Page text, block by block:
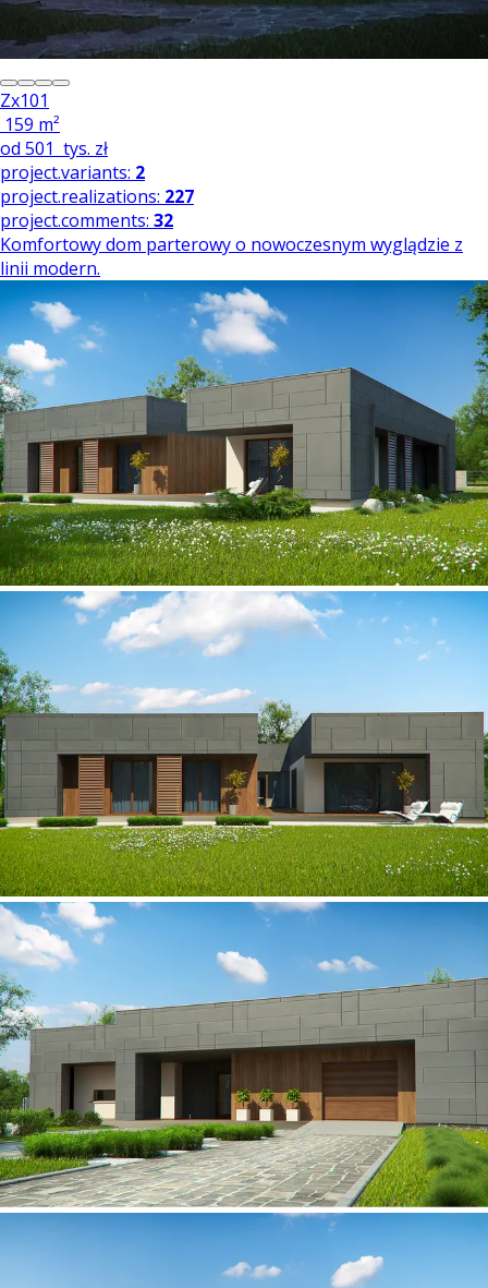
Zx101
159 m²
od 501 tys. zł
project.variants: 2
project.realizations: 227
project.comments: 32
Komfortowy dom parterowy o nowoczesnym wyglądzie z
linii modern.